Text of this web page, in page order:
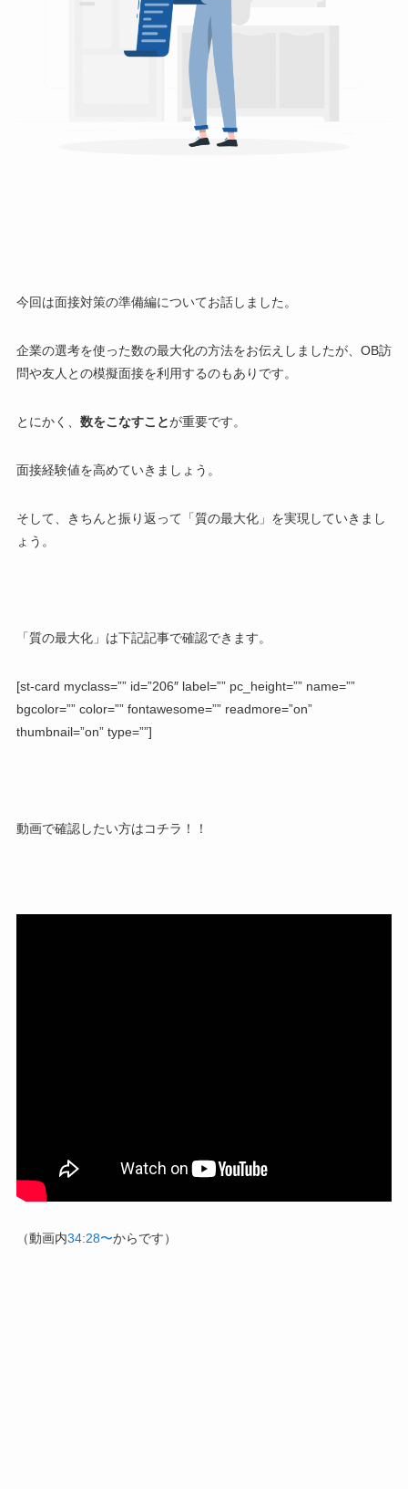
今回は面接対策の準備編についてお話しました。
企業の選考を使った数の最大化の方法をお伝えしましたが、OB訪
問や友人との模擬面接を利用するのもありです。
とにかく、 数をこなすことが重要です。
面接経験値を高めていきましょう。
そして、きちんと振り返って「質の最大化」を実現していきまし
ょう。
「質の最大化」は下記記事で確認できます。
[st-card myclass=”” id=”206″ label=”” pc_height=”” name=””
bgcolor=”” color=”” fontawesome=”” readmore=”on”
thumbnail=”on” type=””]
動画で確認したい方はコチラ！！
（動画内34:28〜からです）